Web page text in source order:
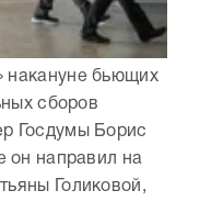
накануне бьющих
сборов
Госдумы Борис
направил на
Голиковой,